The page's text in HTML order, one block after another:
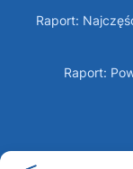
Raport:
Raport: